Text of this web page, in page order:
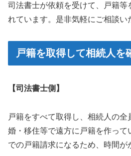
司法書士が依頼を受けて、戸籍等
れています。是非気軽にご相談い
戸籍を取得して相続人を
【司法書士側】
戸籍をすべて取得し、相続人の
婚・移住等で遠方に戸籍を作って
での戸籍請求になるため、時間が